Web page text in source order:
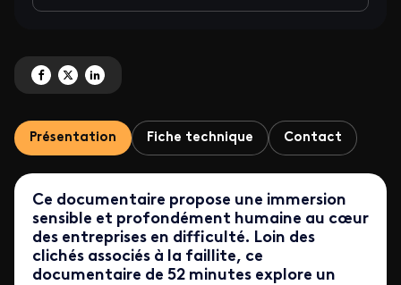
Partagez 'Redressement judiciaire : anatomie d'un combat ' sur Facebook
Partagez 'Redressement judiciaire : anatomie d'un combat ' sur X
Partagez 'Redressement judiciaire : anatomie d'un combat ' sur
Présentation Fiche technique Contact
Ce documentaire propose une immersion
sensible et profondément humaine au cœur
des entreprises en difficulté. Loin des
clichés associés à la faillite, ce
documentaire de 52 minutes explore un